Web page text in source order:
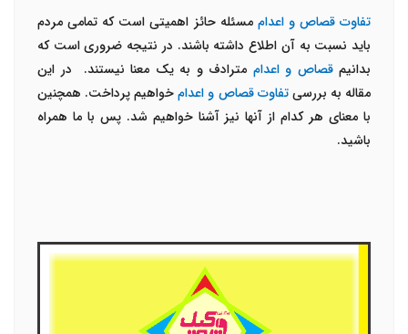
تفاوت قصاص و اعدام مسئله حائز اهمیتی است که تمامی مردم
باید نسبت به آن اطلاع داشته باشند. در نتیجه ضروری است که
بدانیمقصاص و اعدام مترادف و به یک معنا نیستند. در این
مقاله به بررسیتفاوت قصاص و اعدامخواهیم پرداخت. همچنین
با معنای هر کدام از آنها نیز آشنا خواهیم شد. پس با ما همراه
باشید.